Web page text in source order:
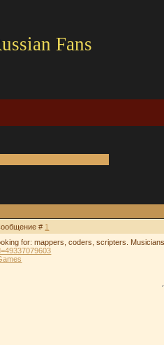
Fans
# 1
for: mappers, coders, scripters.